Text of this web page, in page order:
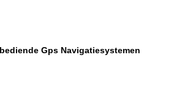
Gps Navigatiesystemen